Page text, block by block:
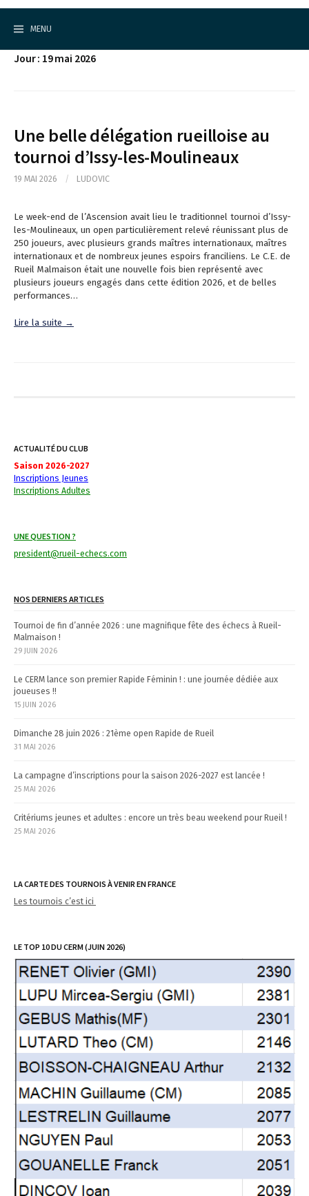
S
MENU
Jour : 19 mai 2026
Une belle délégation rueilloise au
tournoi d’Issy-les-Moulineaux
19 MAI 2026 / LUDOVIC
Le week-end de l’Ascension avait lieu le traditionnel tournoi d’Issy-
les-Moulineaux, un open particulièrement relevé réunissant plus de
250 joueurs, avec plusieurs grands maîtres internationaux, maîtres
internationaux et de nombreux jeunes espoirs franciliens. Le C.E. de
Rueil Malmaison était une nouvelle fois bien représenté avec
plusieurs joueurs engagés dans cette édition 2026, et de belles
performances…
Lire la suite →
ACTUALITÉ DU CLUB
Saison 2026-2027
Inscriptions Jeunes
Inscriptions Adultes
UNE QUESTION ?
president@rueil-echecs.com
NOS DERNIERS ARTICLES
Tournoi de fin d’année 2026 : une magnifique fête des échecs à Rueil-
Malmaison !
29 JUIN 2026
Le CERM lance son premier Rapide Féminin ! : une journée dédiée aux
joueuses !!
15 JUIN 2026
Dimanche 28 juin 2026 : 21ème open Rapide de Rueil
31 MAI 2026
La campagne d’inscriptions pour la saison 2026-2027 est lancée !
25 MAI 2026
Critériums jeunes et adultes : encore un très beau weekend pour Rueil !
25 MAI 2026
LA CARTE DES TOURNOIS À VENIR EN FRANCE
Les tournois c’est ici
LE TOP 10 DU CERM (JUIN 2026)